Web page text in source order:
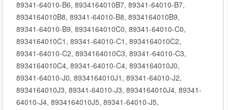
89341-64010-B6, 8934164010B7, 89341-64010-B7,
8934164010B8, 89341-64010-B8, 8934164010B9,
89341-64010-B9, 8934164010C0, 89341-64010-C0,
8934164010C1, 89341-64010-C1, 8934164010C2,
89341-64010-C2, 8934164010C3, 89341-64010-C3,
8934164010C4, 89341-64010-C4, 8934164010J0,
89341-64010-J0, 8934164010J1, 89341-64010-J2,
8934164010J3, 89341-64010-J3, 8934164010J4, 89341-
64010-J4, 8934164010J5, 89341-64010-J5,